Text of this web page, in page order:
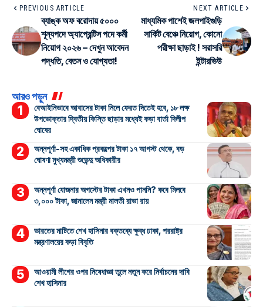
PREVIOUS ARTICLE
ব্যাঙ্ক অফ বরোদায় ৫০০০
শূন্যপদে অ্যাপ্রেন্টিস পদে কর্মী
নিয়োগ ২০২৬ – দেখুন আবেদন
পদ্ধতি, বেতন ও যোগ্যতা!
NEXT ARTICLE
মাধ্যমিক পাশেই জলপাইগুড়ি
সার্কিট বেঞ্চে নিয়োগ, কোনো
পরীক্ষা ছাড়াই ! সরাসরি
ইন্টারভিউ
আরও পড়ুন
বেআইনিভাবে আবাসের টাকা নিলে ফেরত দিতেই হবে, ১৮ লক্ষ
উপভোক্তার দ্বিতীয় কিস্তি ছাড়ার মধ্যেই কড়া বার্তা দিলীপ
ঘোষের
অন্নপূর্ণা-সহ একাধিক প্রকল্পের টাকা ১৭ আগস্ট থেকে, বড়
ঘোষণা মুখ্যমন্ত্রী শুভেন্দু অধিকারীর
অন্নপূর্ণা যোজনার অগস্টের টাকা এখনও পাননি? কবে মিলবে
৩,০০০ টাকা, জানালেন মন্ত্রী মালতী রাভা রায়
ভারতের মাটিতে শেখ হাসিনার বক্তব্যে ক্ষুব্ধ ঢাকা, পররাষ্ট্র
মন্ত্রণালয়ের কড়া বিবৃতি
আওয়ামী লীগের ওপর নিষেধাজ্ঞা তুলে নতুন করে নির্বাচনের দাবি
শেখ হাসিনার